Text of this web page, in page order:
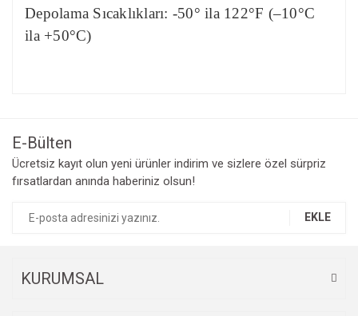
Depolama Sıcaklıkları: -50° ila 122°F (–10°C
ila +50°C)
Ürün resmi kalitesiz, bozuk veya görüntülenemiyor.
Ürün açıklamasında eksik bilgiler bulunuyor.
E-Bülten
Ücretsiz kayıt olun yeni ürünler indirim ve sizlere özel sürpriz
fırsatlardan anında haberiniz olsun!
EKLE
KURUMSAL